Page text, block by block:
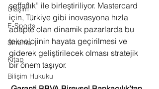
Ulaşım
E-Sports
Sinema
Kitap
Bilişim Hukuku
şeffaflık” ile birleştiriliyor. Mastercard
için, Türkiye gibi inovasyona hızla
adapte olan dinamik pazarlarda bu
teknolojinin hayata geçirilmesi ve
giderek geliştirilecek olması stratejik
bir önem taşıyor.